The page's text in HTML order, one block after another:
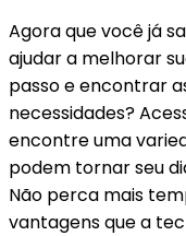
Agora que você já
ajudar a melhorar
passo e encontrar
necessidades?
encontre uma
podem tornar seu
Não perca mais
vantagens que a